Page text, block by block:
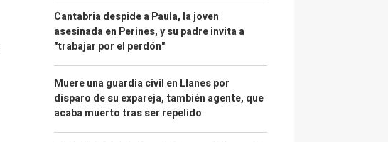
Cantabria despide a Paula, la joven
asesinada en Perines, y su padre invita a
"trabajar por el perdón"
Muere una guardia civil en Llanes por
disparo de su expareja, también agente, que
acaba muerto tras ser repelido